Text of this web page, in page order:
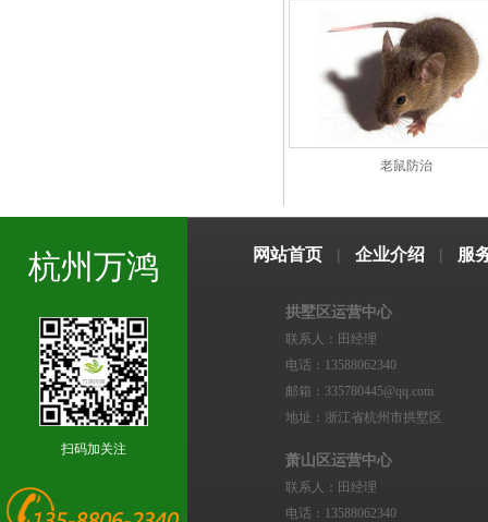
老鼠防治
杭州万鸿
扫码加关注
网站首页 | 企业介绍 | 服
拱墅区运营中心
联系人：田经理
电话：13588062340
邮箱：335780445@qq.com
地址：浙江省杭州市拱墅区
萧山区运营中心
联系人：田经理
电话：13588062340